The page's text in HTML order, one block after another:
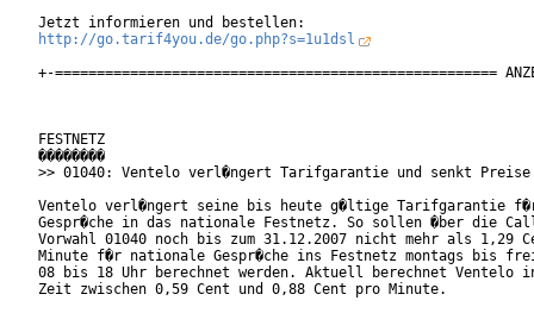
http://go.tarif4you.de/go.php?s=1u1dsl
+-=====================================================
FESTNETZ
��������
>> 01040: Ventelo verl�ngert Tarifgarantie und senkt Preise
Ventelo verl�ngert seine bis heute g�ltige Tarifgarantie
Gespr�che in das nationale Festnetz. So sollen �ber die
Vorwahl 01040 noch bis zum 31.12.2007 nicht mehr als 1,29
Minute f�r nationale Gespr�che ins Festnetz montags bis
08 bis 18 Uhr berechnet werden. Aktuell berechnet Ventelo
Zeit zwischen 0,59 Cent und 0,88 Cent pro Minute.